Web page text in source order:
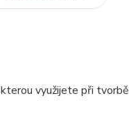
využijete při tvorbě